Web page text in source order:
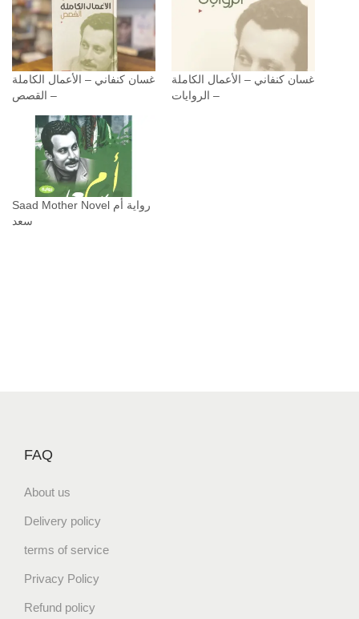
غسان كنفاني – الأعمال الكاملة
– القصص
غسان كنفاني – الأعمال الكاملة
– الروايات
Saad Mother Novel رواية أم
سعد
FAQ
About us
Delivery policy
terms of service
Privacy Policy
Refund policy